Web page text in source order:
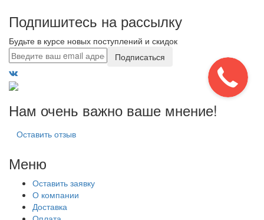
Подпишитесь на рассылку
Будьте в курсе новых поступлений и скидок
Подписаться
Нам очень важно ваше мнение!
Оставить отзыв
Меню
Оставить заявку
О компании
Доставка